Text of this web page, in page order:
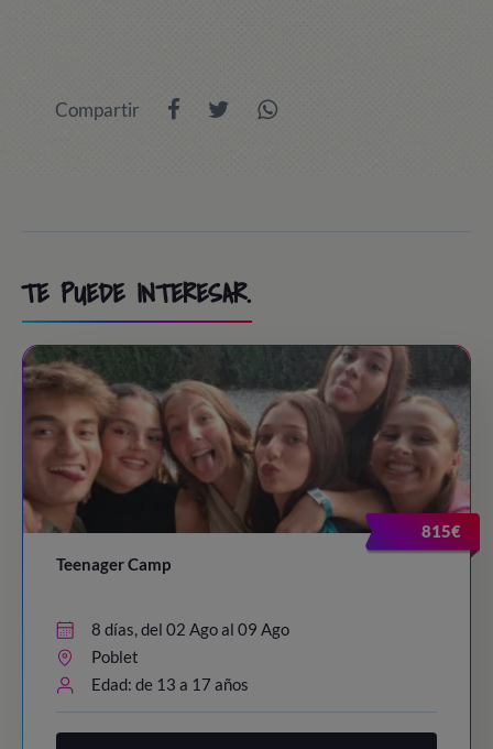
Compartir
TE PUEDE INTERESAR.
815€
Teenager Camp
8 días, del 02 Ago al 09 Ago
Poblet
Edad: de 13 a 17 años